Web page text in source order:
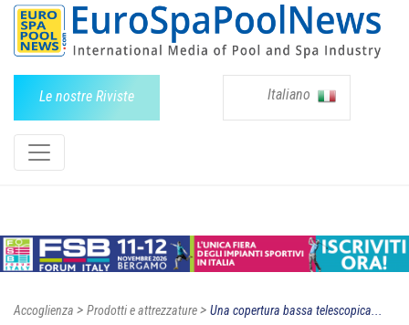
Le nostre Riviste Italiano
Accoglienza > Prodotti e attrezzature> Una copertura bassa telescopica...